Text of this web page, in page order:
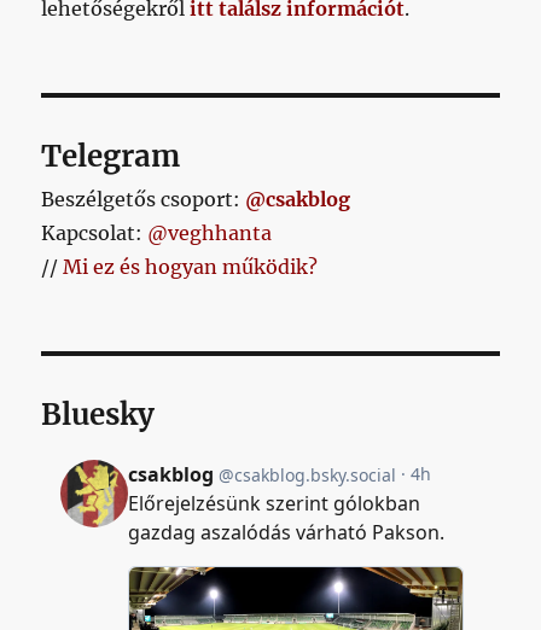
lehetőségekrőlitt találsz információt.
Telegram
Beszélgetős csoport: @csakblog
Kapcsolat: @veghhanta
//Mi ez és hogyan működik?
Bluesky